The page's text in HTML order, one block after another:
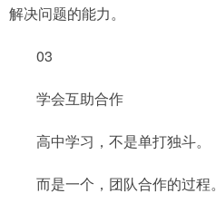
解决问题的能力。
03
学会互助合作
高中学习，不是单打独斗。
而是一个，团队合作的过程。